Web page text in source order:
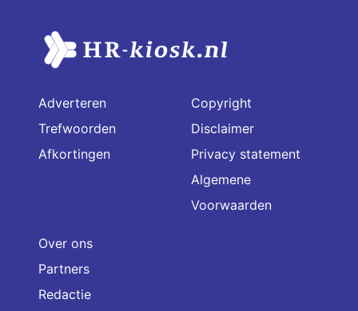
Adverteren
Trefwoorden
Afkortingen
Copyright
Disclaimer
Privacy statement
Algemene
Voorwaarden
Over ons
Partners
Redactie